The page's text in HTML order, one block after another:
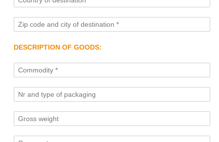
DESCRIPTION OF GOODS: